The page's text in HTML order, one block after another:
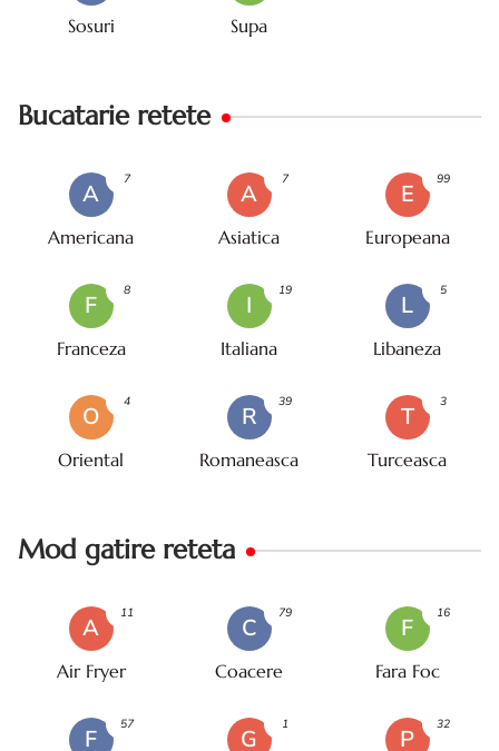
Sosuri Supa
Bucatarie retete
A
Americana
7
A
Asiatica
7
E
Europeana
99
F
Franceza
8
I
Italiana
19
L
Libaneza
5
O
Oriental
4
R
Romaneasca
39
T
Turceasca
3
Mod gatire reteta
A
Air Fryer
11
C
Coacere
79
F
Fara Foc
16
F
57
G
1
P
32